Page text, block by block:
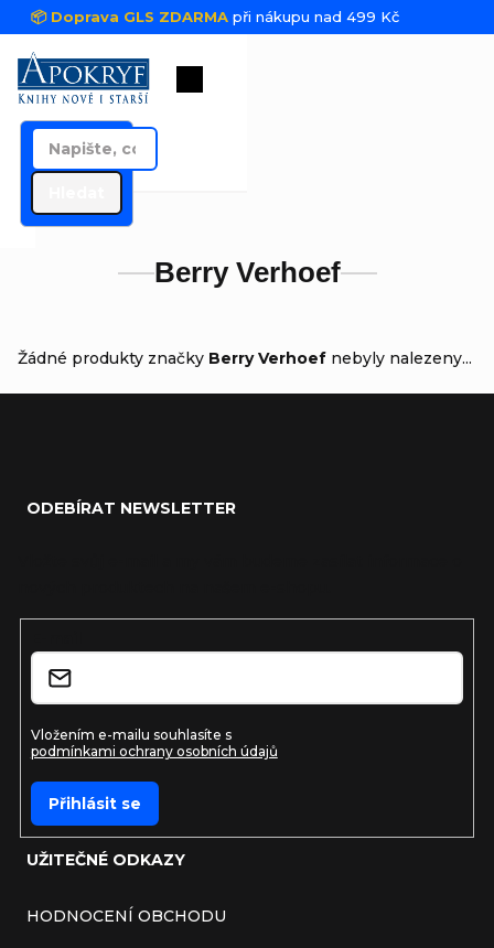
Přejít na obsah
📦 Doprava GLS ZDARMA při nákupu nad 499 Kč
Nákupní košík
Berry Verhoef
Žádné produkty značky Berry Verhoef nebyly nalezeny...
UŽITEČNÉ ODKAZY
HODNOCENÍ OBCHODU
ODEBÍRAT NEWSLETTER
Vložením e-mailu souhlasíte s
podmínkami ochrany osobních údajů
Přihlásit se